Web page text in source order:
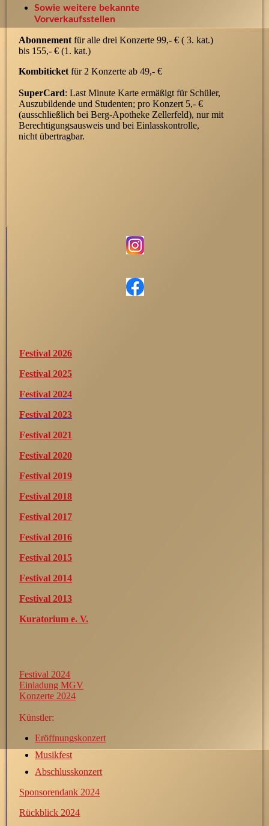
Sowie weitere bekannte
Vorverkaufsstellen
Abonnement für alle drei Konzerte 99,- € ( 3. kat.)
bis 155,- € (1. kat.)
Kombiticket für 2 Konzerte ab 49,- €
SuperCard: Last Minute Karte ermäßigt für Schüler,
Auszubildende und Studenten; pro Konzert 5,- €
(ausschließlich bei Berg-Apotheke Zellerfeld), nur mit
Berechtigungsausweis und bei Einlasskontrolle,
nicht übertragbar.
Festival 2026
Festival 2025
Festival 2024
Festival 2023
Festival 2021
Festival 2020
Festival 2019
Festival 2018
Festival 2017
Festival 2016
Festival 2015
Festival 2014
Festival 2013
Kuratorium e. V.
Festival 2024
Einladung MGV
Konzerte 2024
Künstler:
Eröffnungskonzert
Musikfest
Abschlusskonzert
Sponsorendank 2024
Rückblick 2024